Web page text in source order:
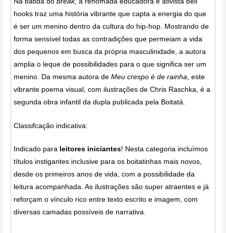
hooks traz uma história vibrante que capta a energia do que
é ser um menino dentro da cultura do hip-hop. Mostrando de
forma sensível todas as contradições que permeiam a vida
dos pequenos em busca da própria masculinidade, a autora
amplia o leque de possibilidades para o que significa ser um
menino. Da mesma autora deMeu crespo é derainha , este
vibrante poema visual, com ilustrações de Chris Raschka, é a
segunda obra infantil da dupla publicada pela Boitatá.
Classifcação indicativa:
Indicado para leitores iniciantes! Nesta categoria incluímos
títulos instigantes inclusive para os boitatinhas mais novos,
desde os primeiros anos de vida, com a possibilidade da
leitura acompanhada. As ilustrações são super atraentes e já
reforçam o vínculo rico entre texto escrito e imagem, com
diversas camadas possíveis de narrativa.